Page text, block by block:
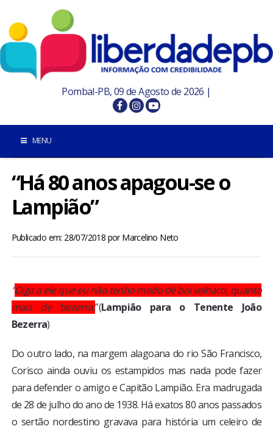
Pombal-PB, 09 de Agosto de 2026 |
MENU
INÍCIO
POMBAL E REGIÃO
PARAÍBA
MUNDO
ESPORTES
ENTRETENIMENTO
ENQUETE
“Há 80 anos apagou-se o
Lampião”
Publicado em: 28/07/2018 porMarcelino Neto
“Diga a ele que eu não tenho medo de boi velhaco, quanto
mais de bezerra.”(Lampião para o Tenente João
Bezerra)
Do outro lado, na margem alagoana do rio São Francisco,
Corisco ainda ouviu os estampidos mas nada pode fazer
para defender o amigo e Capitão Lampião. Era madrugada
de 28 de julho do ano de 1938. Há exatos 80 anos passados
o sertão nordestino gravava para história um celeiro de